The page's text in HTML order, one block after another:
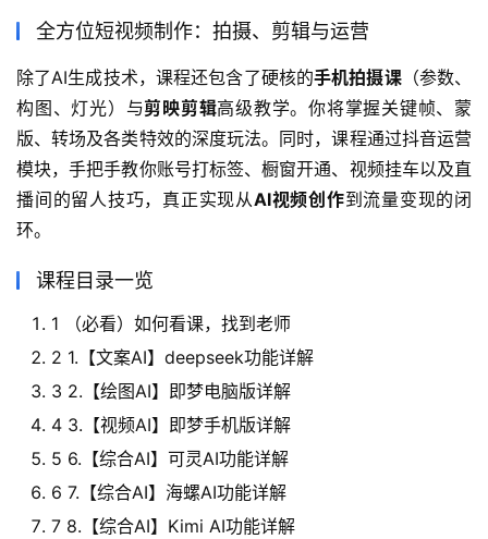
全方位短视频制作：拍摄、剪辑与运营
除了AI生成技术，课程还包含了硬核的手机拍摄课（参数、
构图、灯光）与剪映剪辑高级教学。你将掌握关键帧、蒙
版、转场及各类特效的深度玩法。同时，课程通过抖音运营
模块，手把手教你账号打标签、橱窗开通、视频挂车以及直
播间的留人技巧，真正实现从AI视频创作到流量变现的闭
环。
课程目录一览
1 （必看）如何看课，找到老师
2 1.【文案AI】deepseek功能详解
3 2.【绘图AI】即梦电脑版详解
4 3.【视频AI】即梦手机版详解
5 6.【综合AI】可灵AI功能详解
6 7.【综合AI】海螺AI功能详解
7 8.【综合AI】Kimi AI功能详解